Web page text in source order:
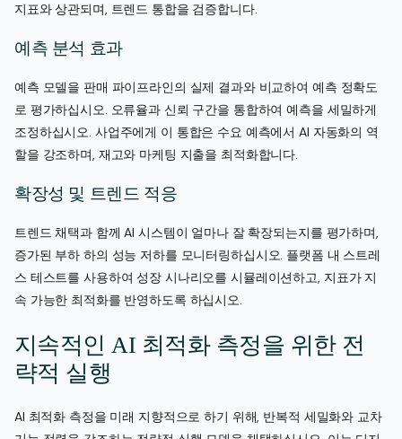
지표와 상관되며, 트렌드 통합을 검증합니다.
예측 분석 효과
예측 모델을 판매 파이프라인의 실제 결과와 비교하여 예측 정확도
로 평가하십시오. 오류율과 신뢰 구간을 통합하여 예측을 세밀하게
조정하십시오. 사업주에게 이 통합은 수요 예측에서 AI 자동화의 역
할을 강조하며, 재고와 마케팅 지출을 최적화합니다.
확장성 및 트렌드 적응
트렌드 채택과 함께 AI 시스템이 얼마나 잘 확장되는지를 평가하며,
증가된 부하 하의 성능 저하를 모니터링하십시오. 플랫폼 내 스트레
스 테스트를 사용하여 성장 시나리오를 시뮬레이션하고, 지표가 지
속 가능한 최적화를 반영하도록 하십시오.
지속적인 AI 최적화 측정을 위한 전
략적 실행
AI 최적화 측정을 미래 지향적으로 하기 위해, 반복적 세밀화와 교차